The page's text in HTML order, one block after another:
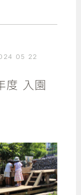
05 22
度 入園